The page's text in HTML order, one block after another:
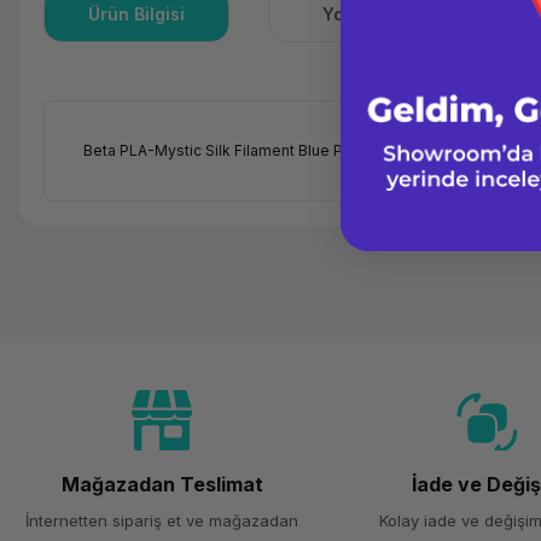
Ürün Bilgisi Yorumlar
Beta PLA-Mystic Silk Filament Blue Purple Yellow
Mağazadan Teslimat
İnternetten sipariş et ve mağazadan
İade ve
Kolay iade ve